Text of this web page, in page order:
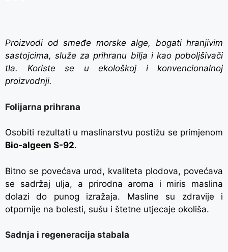
Proizvodi od smeđe morske alge, bogati hranjivim
sastojcima, služe za prihranu bilja i kao poboljšivači
tla. Koriste se u ekološkoj i konvencionalnoj
proizvodnji.
Folijarna prihrana
Osobiti rezultati u maslinarstvu postižu se primjenom
Bio-algeen S-92.
Bitno se povećava urod, kvaliteta plodova, povećava
se sadržaj ulja, a prirodna aroma i miris maslina
dolazi do punog izražaja. Masline su zdravije i
otpornije na bolesti, sušu i štetne utjecaje okoliša.
Sadnja i regeneracija stabala